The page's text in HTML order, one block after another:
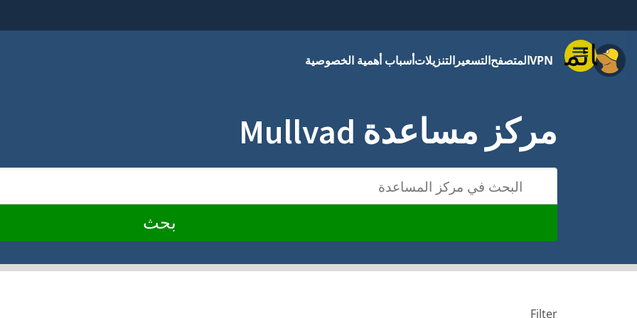
قائمةVPNالمتصفحالتسعيرالتنزيلاتأسباب أهمية الخصوصية
مركز مساعدة Mullvad
بحث
Filter